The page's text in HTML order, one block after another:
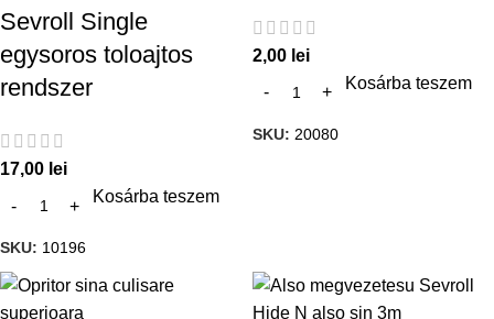
Sevroll Single
egysoros toloajtos
rendszer
17,00 lei
Kosárba teszem
SKU: 10196
2,00 lei
Kosárba teszem
SKU: 20080